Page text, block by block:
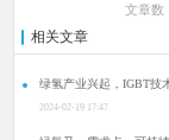
文章数
相关文章
绿氢产业兴起，IGBT技
2024-02-19 17:47